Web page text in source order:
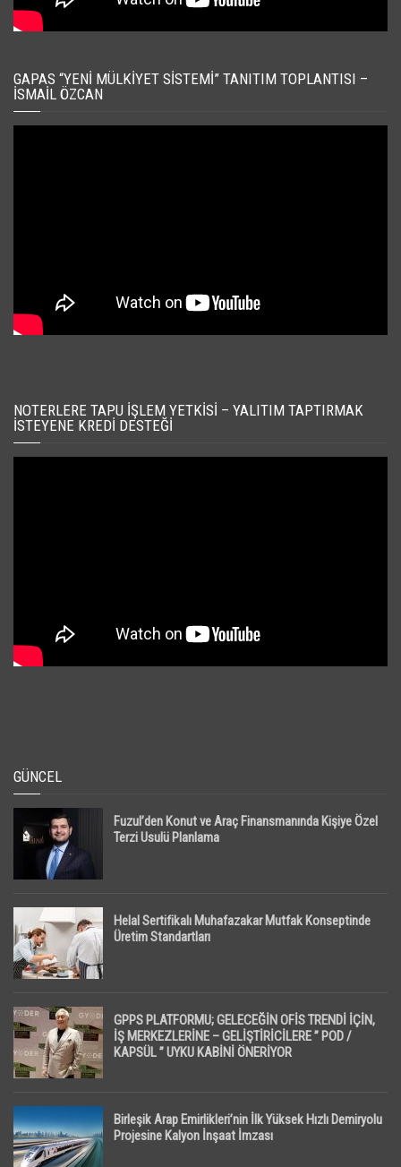
GAPAS “YENI MÜLKIYET SISTEMI” TANITIM TOPLANTISI –
İSMAIL ÖZCAN
NOTERLERE TAPU İŞLEM YETKISI – YALITIM TAPTIRMAK
İSTEYENE KREDI DESTEĞI
GÜNCEL
Fuzul’den Konut ve Araç Finansmanında Kişiye Özel
Terzi Usulü Planlama
Helal Sertifikalı Muhafazakar Mutfak Konseptinde
Üretim Standartları
GPPS PLATFORMU; GELECEĞİN OFİS TRENDİ İÇİN,
İŞ MERKEZLERİNE – GELİŞTİRİCİLERE ” POD /
KAPSÜL ” UYKU KABİNİ ÖNERİYOR
Birleşik Arap Emirlikleri’nin İlk Yüksek Hızlı Demiryolu
Projesine Kalyon İnşaat İmzası